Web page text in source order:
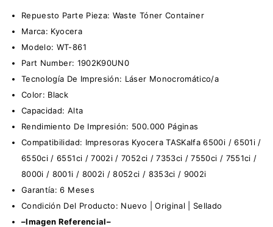
Repuesto Parte Pieza: Waste Tóner Container
Marca: Kyocera
Modelo: WT-861
Part Number: 1902K90UN0
Tecnología De Impresión: Láser Monocromático/a
Color: Black
Capacidad: Alta
Rendimiento De Impresión: 500.000 Páginas
Compatibilidad: Impresoras Kyocera TASKalfa 6500i / 6501i /
6550ci / 6551ci / 7002i / 7052ci / 7353ci / 7550ci / 7551ci /
8000i / 8001i / 8002i / 8052ci / 8353ci / 9002i
Garantía: 6 Meses
Condición Del Producto: Nuevo | Original | Sellado
–Imagen Referencial–